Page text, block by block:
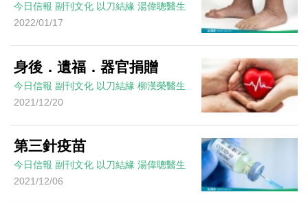
今日信報 副刊文化 以刀結緣 湯偉聰醫生
2022/01/17
身後．遺福．器官捐贈
今日信報 副刊文化 以刀結緣 柳漢榮醫生
2021/12/20
第三針疫苗
今日信報 副刊文化 以刀結緣 湯偉聰醫生
2021/12/06